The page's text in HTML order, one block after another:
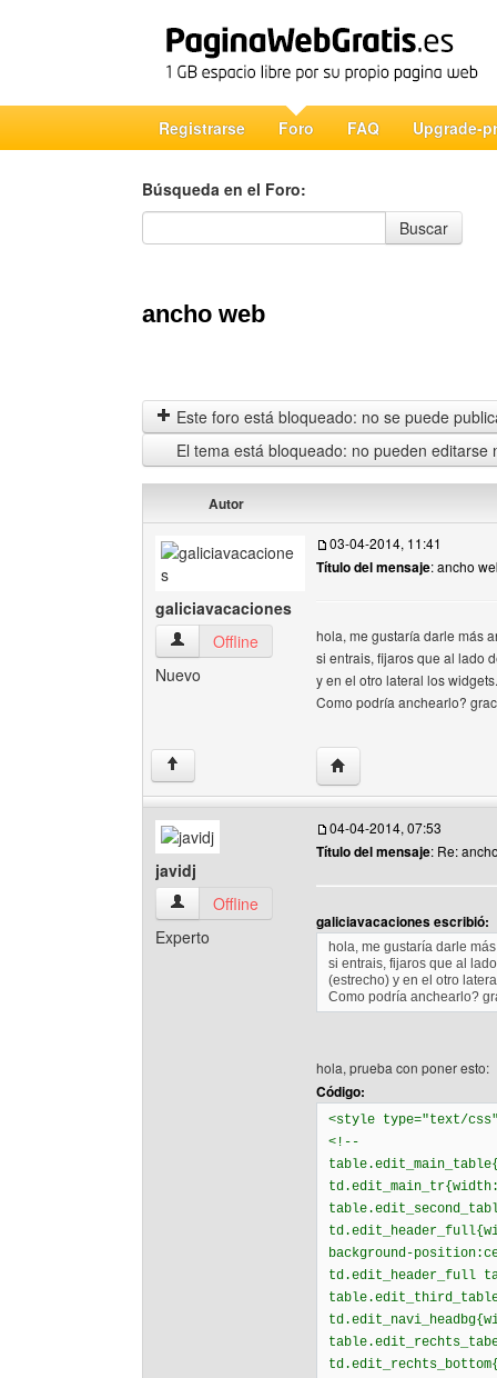
Registrarse Foro FAQ Upgrade-
Búsqueda en el Foro:
Búsqueda en el Foro
Buscar
ancho web
Este foro está bloqueado: no se puede
El tema está bloqueado: no pueden editarse
Autor
galiciavacaciones
galiciavacaciones Ver perfil del usuario
Offline
Nuevo
03-04-2014, 11:41
Título del mensaje: ancho
hola, me gustaría darle más
si entrais, fijaros que al lado
y en el otro lateral los widgets.
Como podría anchearlo?
↑ Visitar sitio web del
javidj
javidj Ver perfil del usuario
Offline
Experto
04-04-2014, 07:53
Título del mensaje: Re:
galiciavacaciones escribió:
hola, me gustaría darle
si entrais, fijaros que al
(estrecho) y en el otro
Como podría anchearlo?
hola, prueba con poner esto:
Código:
<style type="text/
<!--
background-
td.edit_header_full